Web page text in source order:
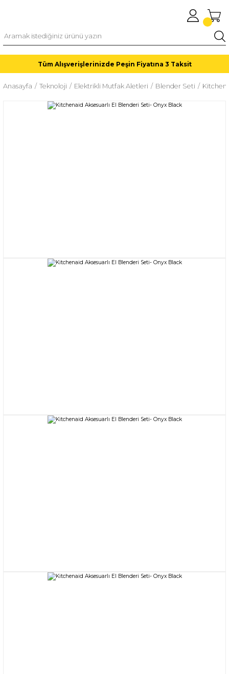
Tüm Alışverişlerinizde Peşin Fiyatına 3 Taksit
Anasayfa Teknoloji Elektrikli Mutfak Aletleri Blender Seti